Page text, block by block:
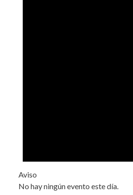
Aviso
No hay ningún evento este día.